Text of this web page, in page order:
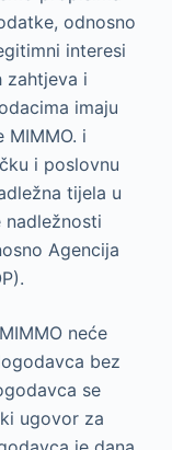
odnosno
interesi
zahtjeva i
imaju
i
i poslovnu
tijela u
nadležnosti
Agencija
neće
bez
se
ugovor za